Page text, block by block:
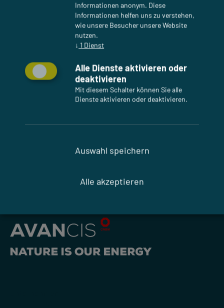
Mehr Farben, mehr Größen,
mehr Höhe - SKALA erhält
erneut die abZ
Weitere Beiträge anzeigen
Informationen anonym. Diese
Informationen helfen uns zu verstehen,
wie unsere Besucher unsere Website
nutzen.
↓ 1 Dienst
Alle Dienste aktivieren oder
deaktivieren
Mit diesem Schalter können Sie alle
Dienste aktivieren oder deaktivieren.
Auswahl speichern
Alle akzeptieren